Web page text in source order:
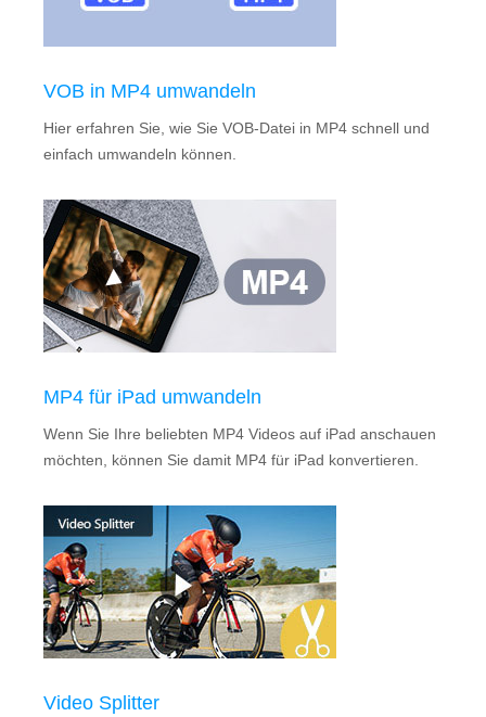
VOB in MP4 umwandeln
Hier erfahren Sie, wie Sie VOB-Datei in MP4 schnell und
einfach umwandeln können.
MP4 für iPad umwandeln
Wenn Sie Ihre beliebten MP4 Videos auf iPad anschauen
möchten, können Sie damit MP4 für iPad konvertieren.
Video Splitter